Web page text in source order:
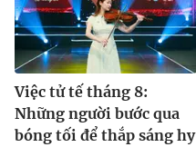
Việc tử tế tháng 8:
Những người bước qua
bóng tối để thắp sáng hy